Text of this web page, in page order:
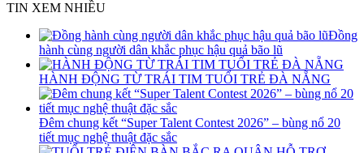
TIN XEM NHIỀU
Đồng
hành cùng người dân khắc phục hậu quả bão lũ
HÀNH ĐỘNG TỪ TRÁI TIM TUỔI TRẺ ĐÀ NẴNG
Đêm chung kết “Super Talent Contest 2026” – bùng nổ 20
tiết mục nghệ thuật đặc sắc